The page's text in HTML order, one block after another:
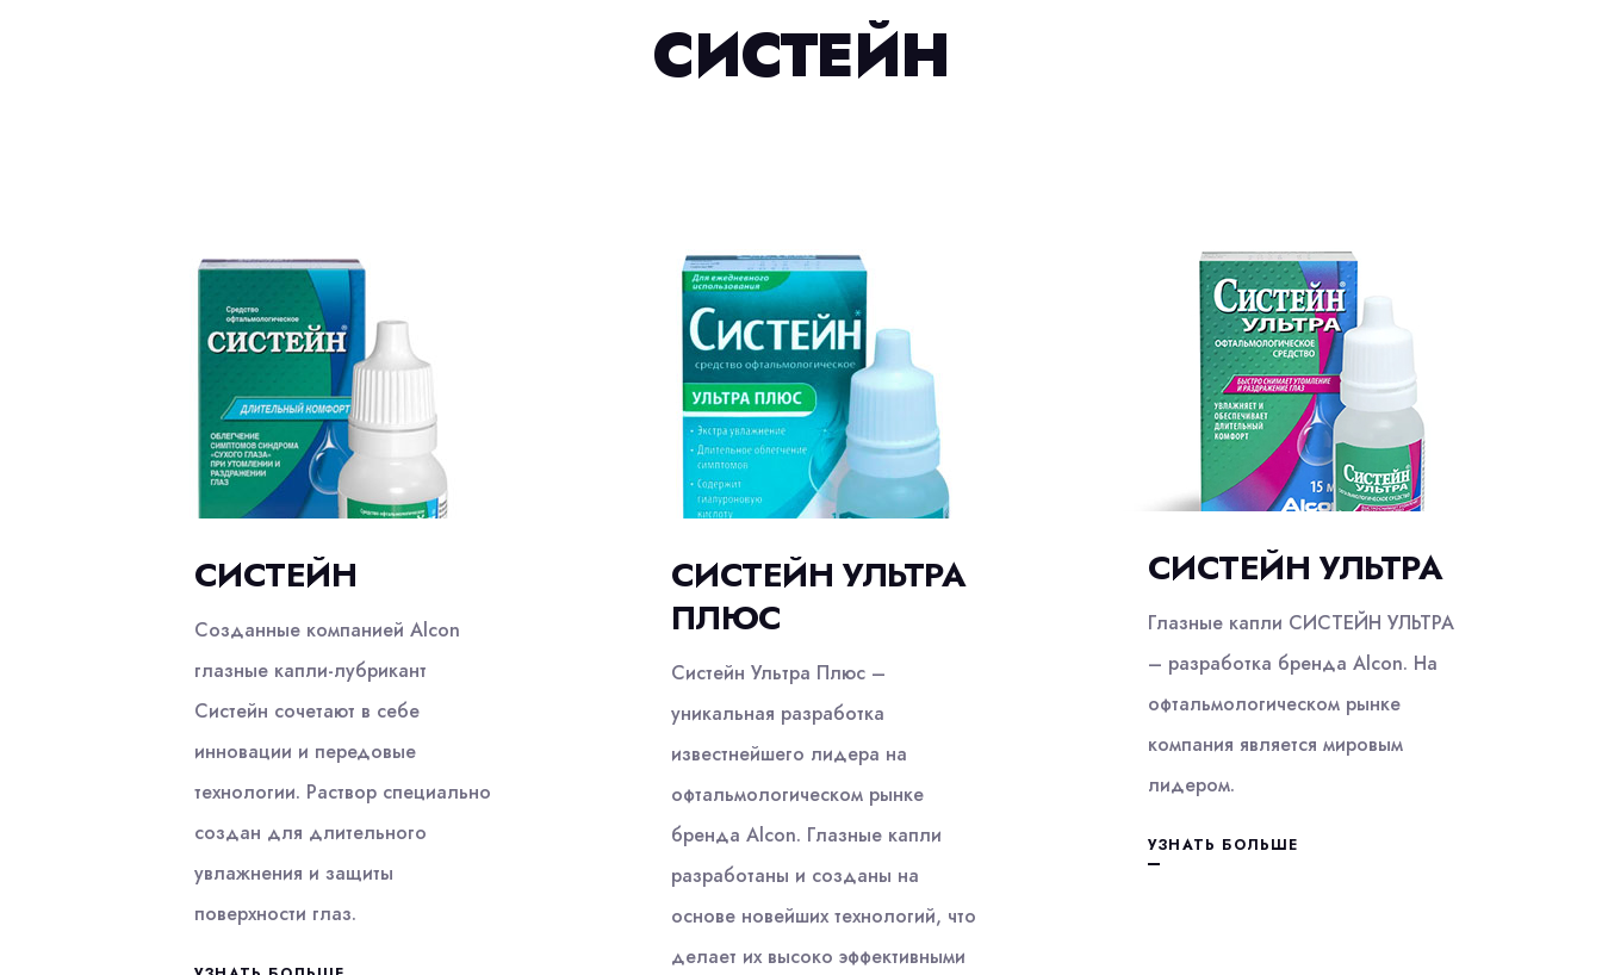
СИСТЕЙН
СИСТЕЙН
Созданные компанией Alcon
глазные капли-лубрикант
Систейн сочетают в себе
инновации и передовые
технологии. Раствор специально
создан для длительного
увлажнения и защиты
поверхности глаз.
СИСТЕЙН УЛЬТРА
ПЛЮС
Систейн Ультра Плюс –
уникальная разработка
известнейшего лидера на
офтальмологическом рынке
бренда Alcon. Глазные капли
разработаны и созданы на
основе новейших технологий, что
делает их высоко эффективными
СИСТЕЙН УЛЬТРА
Глазные капли СИСТЕЙН УЛЬТРА
– разработка бренда Alcon. На
офтальмологическом рынке
компания является мировым
лидером.
УЗНАТЬ БОЛЬШЕ